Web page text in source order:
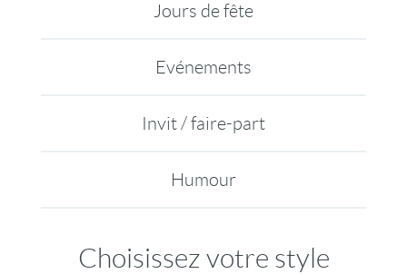
Jours de fête
Evénements
Invit / faire-part
Humour
Choisissez votre style